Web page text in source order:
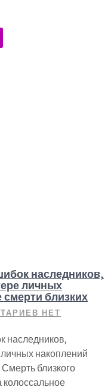
наследников,
личных
близких
НЕТ
наследников,
накоплений
близкого
колоссальное